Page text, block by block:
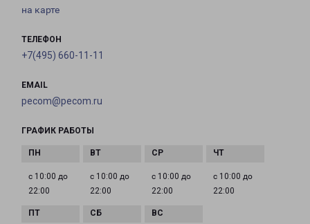
на карте
ТЕЛЕФОН
+7(495) 660-11-11
EMAIL
pecom@pecom.ru
ГРАФИК РАБОТЫ
с 10:00 до
22:00
с 10:00 до
22:00
с 10:00 до
22:00
с 10:00 до
22:00